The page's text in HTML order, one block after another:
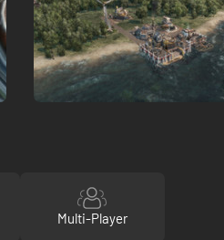
Multi-Player